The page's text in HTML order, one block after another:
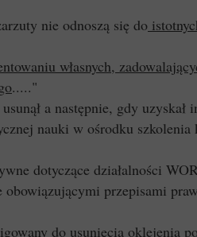
nie odnoszą się do
własnych,
....."
a następnie, gdy uzyskał
nauki w ośrodku
dotyczące działalności
przepisami
do usunięcia oklejenia